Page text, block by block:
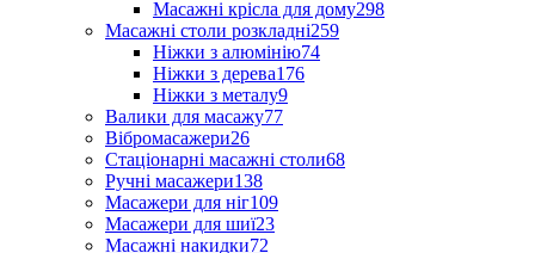
Масажні крісла для дому298
Масажні столи розкладні259
Ніжки з алюмінію74
Ніжки з дерева176
Ніжки з металу9
Валики для масажу77
Вібромасажери26
Стаціонарні масажні столи68
Ручні масажери138
Масажери для ніг109
Масажери для шиї23
Масажні накидки72